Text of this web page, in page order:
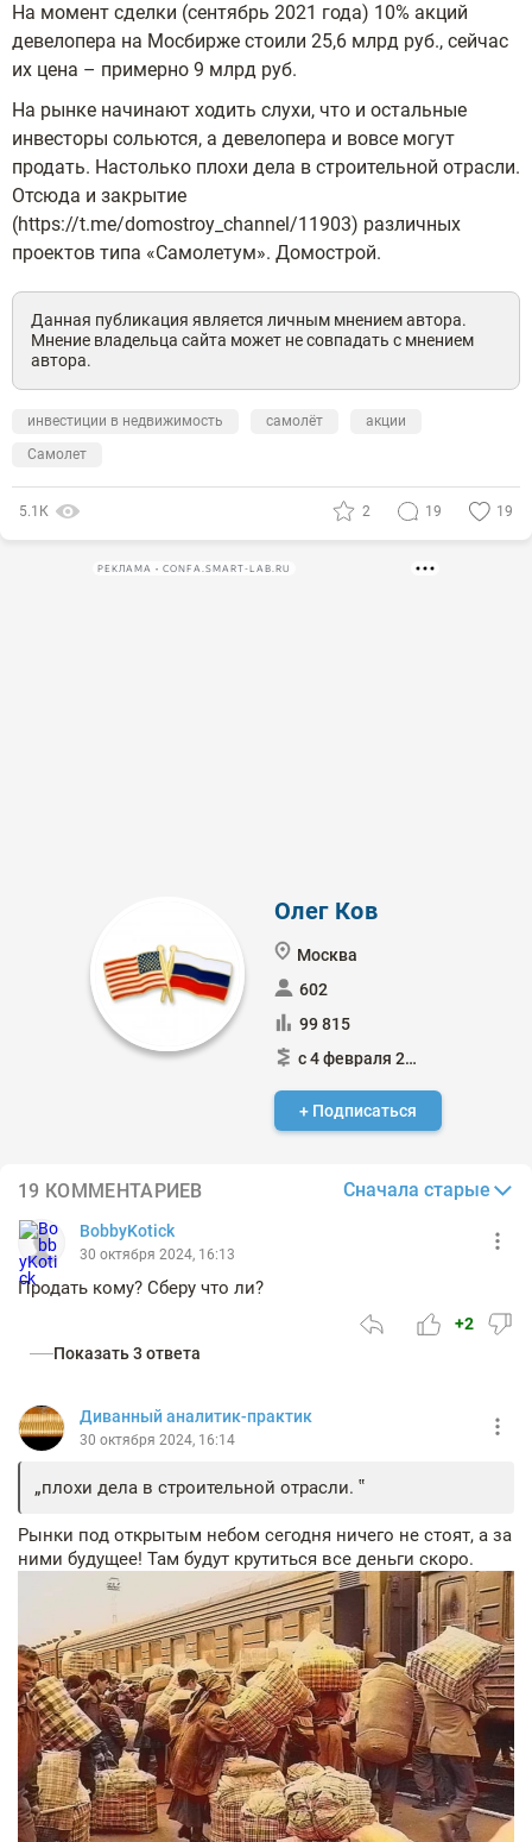
На момент сделки (сентябрь 2021 года) 10% акций
девелопера на Мосбирже стоили 25,6 млрд руб., сейчас
их цена – примерно 9 млрд руб.
На рынке начинают ходить слухи, что и остальные
инвесторы сольются, а девелопера и вовсе могут
продать. Настолько плохи дела в строительной отрасли.
Отсюда и закрытие
(https://t.me/domostroy_channel/11903) различных
проектов типа «Самолетум». Домострой.
Данная публикация является личным мнением автора.
Мнение владельца сайта может не совпадать с мнением
автора.
инвестиции в недвижимость самолёт
акции
Самолет
5.1К 2 19 19
РЕКЛАМА • CONFA.SMART-LAB.RU
Олег Ков
Москва
602
99 815
с 4 февраля 2021
+ Подписаться
19 КОММЕНТАРИЕВ Сначала старые
BobbyKotick
30 октября 2024, 16:13
Продать кому? Сберу что ли?
+2
Показать 3 ответа
Диванный аналитик-практик
30 октября 2024, 16:14
плохи дела в строительной отрасли.
Рынки под открытым небом сегодня ничего не стоят, а за
ними будущее! Там будут крутиться все деньги скоро.